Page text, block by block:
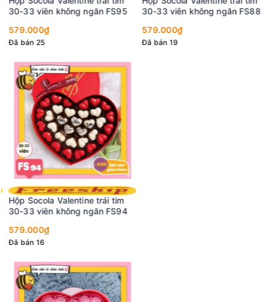
30-33 viên không ngăn FS95
579.000₫
Đã bán 25
Hộp Socola Valentine trái tim
30-33 viên không ngăn FS94
579.000₫
Đã bán 16
30-33 viên không ngăn FS88
579.000₫
Đã bán 19